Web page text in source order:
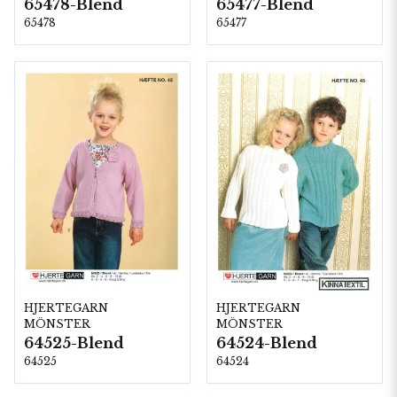
65478-Blend
65478
65477-Blend
65477
HJERTEGARN
MÖNSTER
64525-Blend
64525
HJERTEGARN
MÖNSTER
64524-Blend
64524